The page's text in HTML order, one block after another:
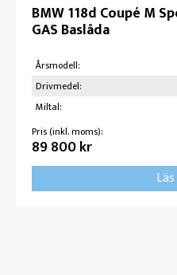
BMW 118d Coupé M
GAS Baslåda
Årsmodell:
Drivmedel:
Miltal:
Pris (inkl. moms):
89 800 kr